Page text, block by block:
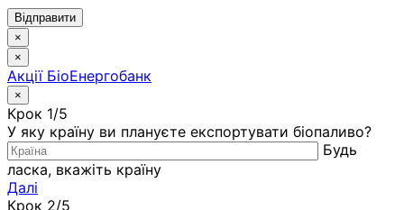
Відправити
×
×
Акції БіоЕнергобанк
×
Крок 1/5
У яку країну ви плануєте експортувати біопаливо?
Будь
ласка, вкажіть країну
Далі
Крок 2/5